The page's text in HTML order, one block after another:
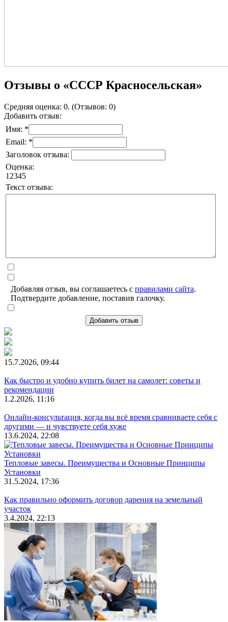
Отзывы о «СССР Красносельская»
Средняя оценка: 0. (Отзывов: 0)
Добавить отзыв:
Имя: *
Email: *
Заголовок отзыва:
Оценка:
1 2345
Текст отзыва:
Добавляя отзыв, вы соглашаетесь с правилами сайта.
Подтвердите добавление, поставив галочку.
Добавить отзыв
15.7.2026, 09:44
Как быстро и удобно купить билет на самолет: советы и
рекомендации
1.2.2026, 11:16
Онлайн-консультация, когда вы всё время сравниваете себя с
другими — и чувствуете себя хуже
13.6.2024, 22:08
Тепловые завесы. Преимущества и Основные Принципы
Установки
31.5.2024, 17:36
Как правильно оформить договор дарения на земельный
участок
3.4.2024, 22:13